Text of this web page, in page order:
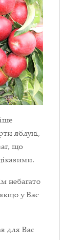
яблуні,
що
небагато
у Вас
для Вас